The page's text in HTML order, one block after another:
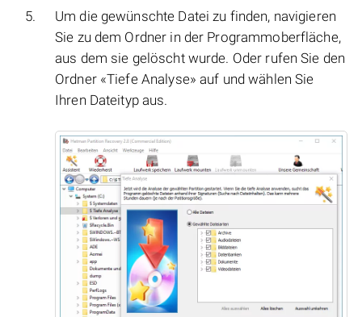
Um die gewünschte Datei zu finden, navigieren
Sie zu dem Ordner in der Programmoberfläche,
aus dem sie gelöscht wurde. Oder rufen Sie den
Ordner «Tiefe Analyse» auf und wählen Sie
Ihren Dateityp aus.